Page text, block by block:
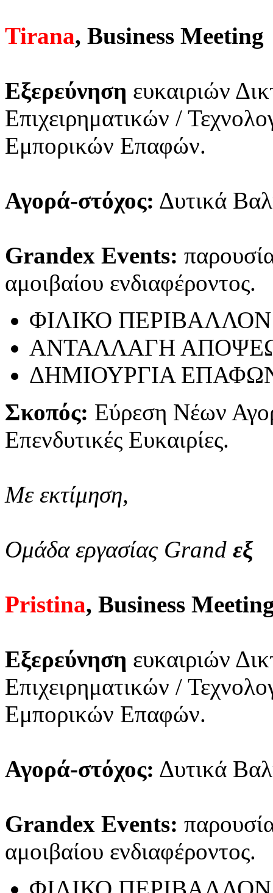
Tirana, Business Meeting
Εξερεύνηση ευκαιριών
Επιχειρηματικών /
Εμπορικών Επαφών.
Αγορά-στόχος: Δυτικά
Grandex Events:
αμοιβαίου ενδιαφέροντος.
ΦΙΛΙΚΟ ΠΕΡΙΒΑΛΛΟΝ
ΑΝΤΑΛΛΑΓΗ
ΔΗΜΙΟΥΡΓΙΑ
Σκοπός: Εύρεση Νέων
Επενδυτικές Ευκαιρίες.
Με εκτίμηση,
Ομάδα εργασίας Grand εξ
Pristina, Business
Εξερεύνηση ευκαιριών
Επιχειρηματικών /
Εμπορικών Επαφών.
Αγορά-στόχος: Δυτικά
Grandex Events:
αμοιβαίου ενδιαφέροντος.